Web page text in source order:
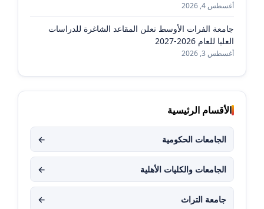
أغسطس 4, 2026
جامعة الفرات الأوسط تعلن المقاعد الشاغرة للدراسات
العليا للعام 2026-2027
أغسطس 3, 2026
الأقسام الرئيسية
الجامعات الحكومية ←
الجامعات والكليات الأهلية ←
جامعة التراث ←